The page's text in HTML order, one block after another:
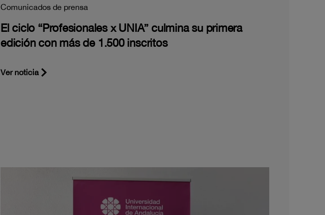
Comunicados de prensa
El ciclo “Profesionales x UNIA” culmina su primera
edición con más de 1.500 inscritos
Ver noticia